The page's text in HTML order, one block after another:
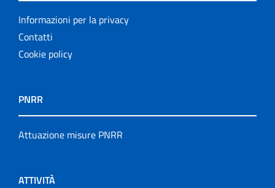
Informazioni per la privacy
Contatti
Cookie policy
PNRR
Attuazione misure PNRR
ATTIVITÀ